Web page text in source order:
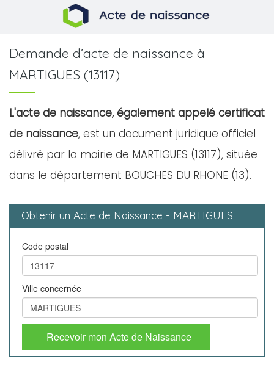
Demande d’acte de naissance à
MARTIGUES (13117)
L'acte de naissance, également appelé certificat
de naissance, est un document juridique officiel
délivré par la mairie de MARTIGUES (13117), située
dans le département BOUCHES DU RHONE (13).
Obtenir un Acte de Naissance - MARTIGUES
Code postal
Ville concernée
Recevoir mon Acte de Naissance